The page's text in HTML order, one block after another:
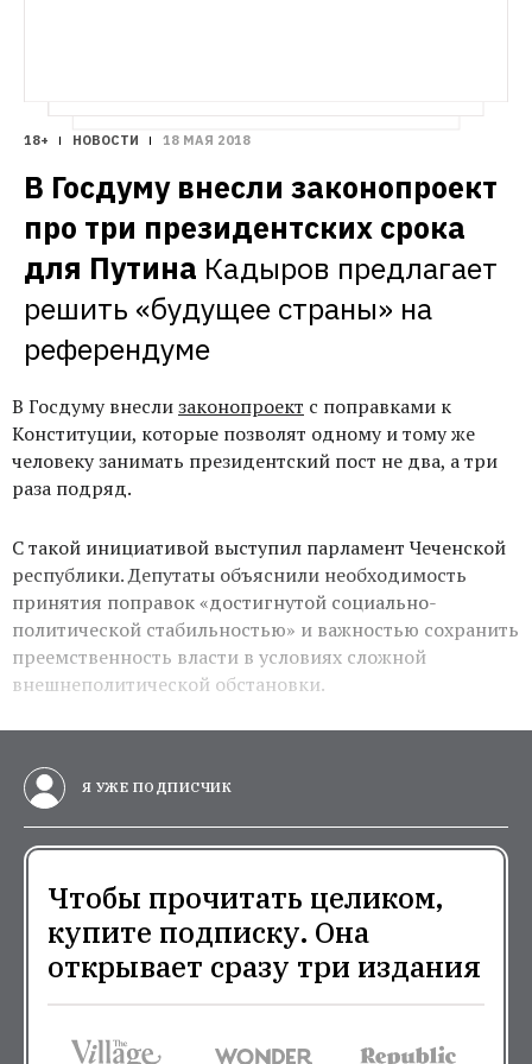
18+ НОВОСТИ 18 МАЯ 2018
В Госдуму внесли законопроект
про три президентских срока
для Путина Кадыров предлагает
решить «будущее страны» на
референдуме
В Госдуму внеслизаконопроект с поправками к
Конституции, которые позволят одному и тому же
человеку занимать президентский пост не два, а три
раза подряд.
С такой инициативой выступил парламент Чеченской
республики. Депутаты объяснили необходимость
принятия поправок «достигнутой социально-
политической стабильностью» и важностью сохранить
преемственность власти в условиях сложной
внешнеполитической обстановки.
Я УЖЕ ПОДПИСЧИК
Чтобы прочитать целиком,
купите подписку. Она
открывает сразу три издания